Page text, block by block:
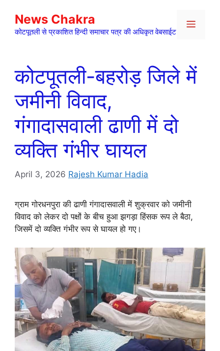
content
News Chakra
कोटपूतली से प्रकाशित हिन्दी समाचार पत्र की अधिकृत वेबसाईट
Menu
कोटपूतली-बहरोड़ जिले में
जमीनी विवाद,
गंगादासवाली ढाणी में दो
व्यक्ति गंभीर घायल
April 3, 2026 Rajesh Kumar Hadia
ग्राम गोरधनपुरा की ढाणी गंगादासवाली में शुक्रवार को जमीनी
विवाद को लेकर दो पक्षों के बीच हुआ झगड़ा हिंसक रूप ले बैठा,
जिसमें दो व्यक्ति गंभीर रूप से घायल हो गए।